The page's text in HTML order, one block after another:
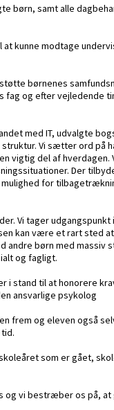
børn, samt alle
kunne modtage
børnenes
fag og efter vejledende
med IT, udvalgte
Vi sætter ord på
vigtig del af hverdagen.
Der
mulighed for
Vi tager udgangspunkt
kan være et rart sted
børn med massiv
og fagligt.
stand til at honorere
ansvarlige psykolog
frem og eleven også
som er gået,
og vi bestræber os på,